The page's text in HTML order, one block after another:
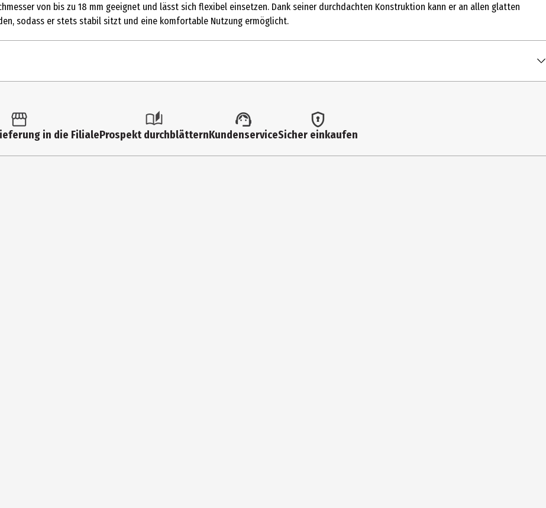
von bis zu 18 mm geeignet und lässt sich flexibel einsetzen. Dank seiner durchdachten Konstruktion kann er an allen glatten
sodass er stets stabil sitzt und eine komfortable Nutzung ermöglicht.
7 cm
in die FilialeProspekt durchblätternKundenserviceSicher einkaufen